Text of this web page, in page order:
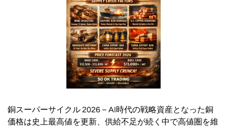
銅スーパーサイクル 2026 – AI時代の戦略資産となった銅
価格は史上最高値を更新、供給不足が続く中で高値圏を維